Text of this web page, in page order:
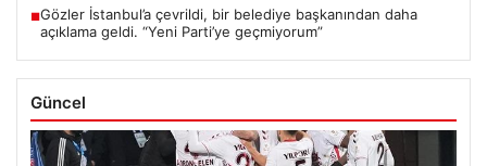
■Gözler İstanbul’a çevrildi, bir belediye başkanından daha
açıklama geldi. “Yeni Parti’ye geçmiyorum”
Güncel